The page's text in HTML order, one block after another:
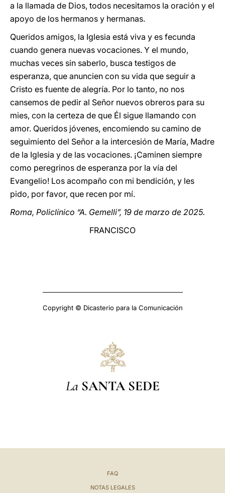
a la llamada de Dios, todos necesitamos la oración y el
apoyo de los hermanos y hermanas.
Queridos amigos, la Iglesia está viva y es fecunda
cuando genera nuevas vocaciones. Y el mundo,
muchas veces sin saberlo, busca testigos de
esperanza, que anuncien con su vida que seguir a
Cristo es fuente de alegría. Por lo tanto, no nos
cansemos de pedir al Señor nuevos obreros para su
mies, con la certeza de que Él sigue llamando con
amor. Queridos jóvenes, encomiendo su camino de
seguimiento del Señor a la intercesión de María, Madre
de la Iglesia y de las vocaciones. ¡Caminen siempre
como peregrinos de esperanza por la vía del
Evangelio! Los acompaño con mi bendición, y les
pido, por favor, que recen por mí.
Roma, Policlínico “A. Gemelli”, 19 de marzo de 2025.
FRANCISCO
Copyright © Dicasterio para la Comunicación
La SANTA SEDE
FAQ
NOTAS LEGALES